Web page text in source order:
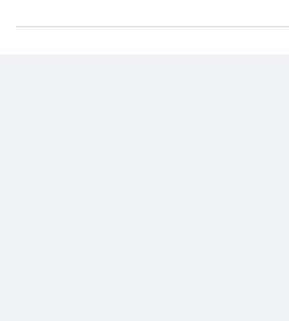
laut einer aktuellen Studie der